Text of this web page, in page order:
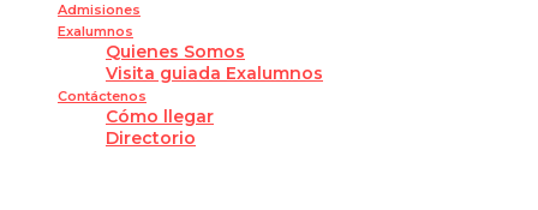
Admisiones
Exalumnos
Quienes Somos
Visita guiada Exalumnos
Contáctenos
Cómo llegar
Directorio